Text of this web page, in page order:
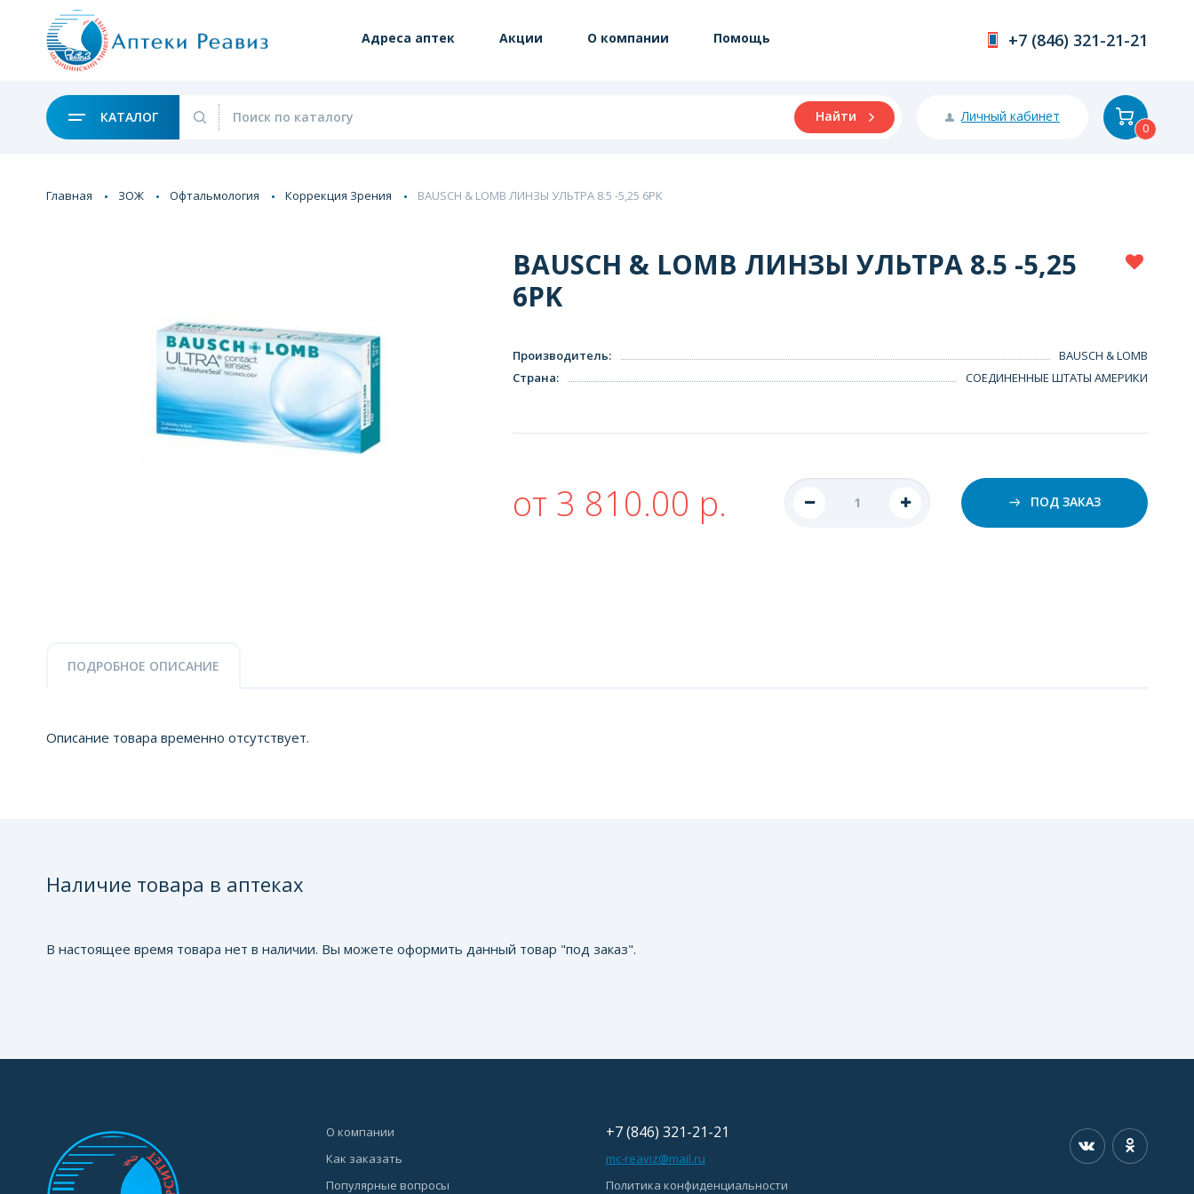
Адреса аптек Акции О компании Помощь +7 (846) 321-21-21
КАТАЛОГ Найти Личный кабинет
0
Главная ЗОЖ Офтальмология Коррекция Зрения BAUSCH & LOMB ЛИНЗЫ УЛЬТРА 8.5 -5,25 6PK
BAUSCH & LOMB ЛИНЗЫ УЛЬТРА 8.5 -5,25
6PK
Производитель:
BAUSCH & LOMB
Страна: СОЕДИНЕННЫЕ ШТАТЫ АМЕРИКИ
от 3 810.00 р. ПОД ЗАКАЗ
ПОДРОБНОЕ ОПИСАНИЕ
Описание товара временно отсутствует.
Наличие товара в аптеках
В настоящее время товара нет в наличии. Вы можете оформить данный товар "под заказ".
О компании
Как заказать
Популярные вопросы
+7 (846) 321-21-21
mc-reaviz@mail.ru
Политика конфиденциальности